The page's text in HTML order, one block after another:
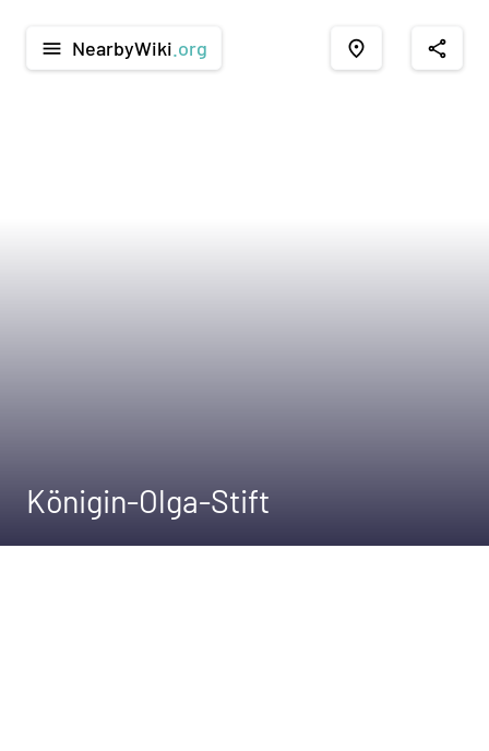
menu NearbyWiki .org place share
Königin-Olga-Stift